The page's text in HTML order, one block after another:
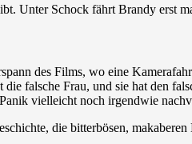
Unter Schock fährt Brandy erst
des Films, wo eine
falsche Frau, und sie hat den
vielleicht noch irgendwie
die bitterbösen,